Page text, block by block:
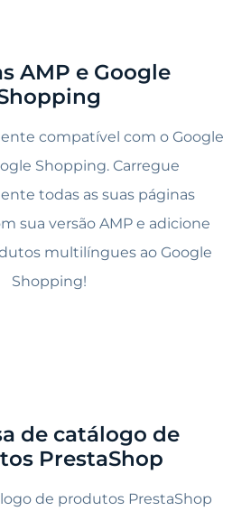
AMP e Google
compatível com o Google
Shopping. Carregue
todas as suas páginas
sua versão AMP e adicione
multilíngues ao Google
Shopping!
de catálogo de
PrestaShop
de produtos PrestaShop